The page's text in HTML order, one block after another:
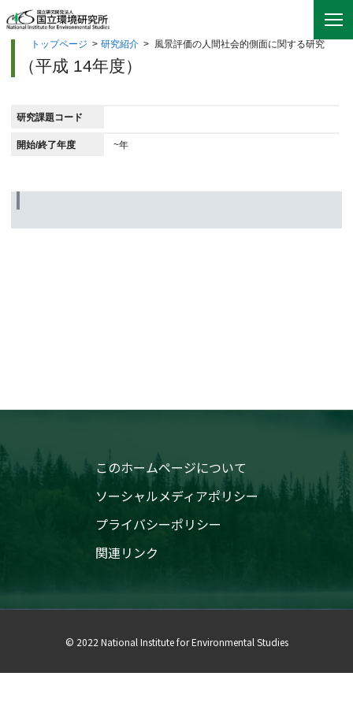
トップページ > 研究紹介 > 風景評価の人間社会的側面に関する研究
（平成 14年度）
研究課題コード
開始/終了年度 ~年
このホームページについて
ソーシャルメディアポリシー
プライバシーポリシー
関連リンク
© 2022 National Institute for Environmental Studies